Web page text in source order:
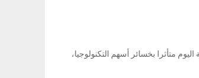
متقلبة اليوم متأثرا بخسائر أسهم التكنولوجيا،